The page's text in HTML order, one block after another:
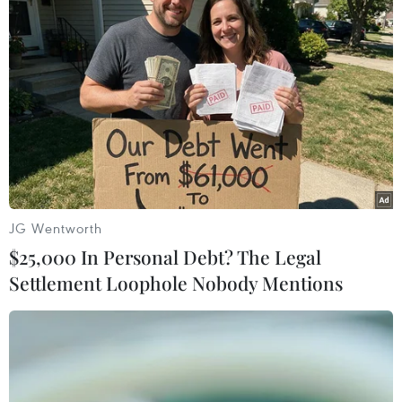
(TTXVN/Vietnam+)
#Về quê
Bình Thuận
JG Wentworth
$25,000 In Personal Debt? The Legal
Settlement Loophole Nobody Mentions